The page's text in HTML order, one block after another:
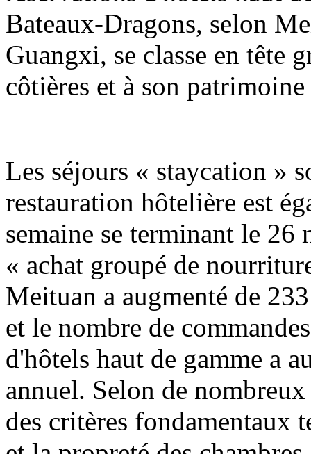
Bateaux-Dragons, selon
Guangxi, se classe en tête
côtières et à son
Les séjours « staycation »
restauration hôtelière est
semaine se terminant le 26
« achat groupé de
Meituan a augmenté de
et le nombre de
d'hôtels haut de gamme a
annuel. Selon de
des critères fondamentaux